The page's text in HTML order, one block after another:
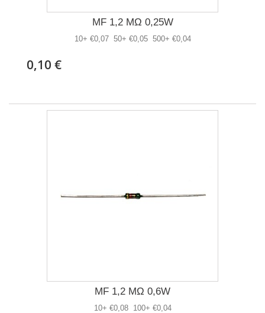
MF 1,2 MΩ 0,25W
10+ €0,07 50+ €0,05 500+ €0,04
0,10 €
MF 1,2 MΩ 0,6W
10+ €0,08 100+ €0,04